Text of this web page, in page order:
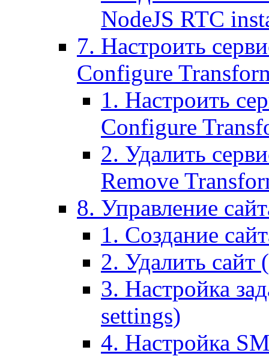
NodeJS RTC
7. Настроить
Configure
1. Настроить
Configure
2. Удалить
Remove
8. Управление
1. Создание
2. Удалить сайт
3. Настройка
settings)
4. Настройка